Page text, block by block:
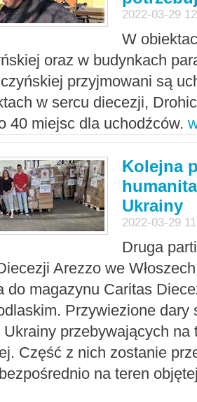
2022-03-29
W
oraz w budynkach
przyjmowani są
w sercu diecezji,
40 miejsc dla uchodźców.
Kolejna
Ukrainy
2022-03-29
Druga
Arezzo we
do magazynu Caritas
Przywiezione dary
przebywających na
Część z nich zostanie
na teren